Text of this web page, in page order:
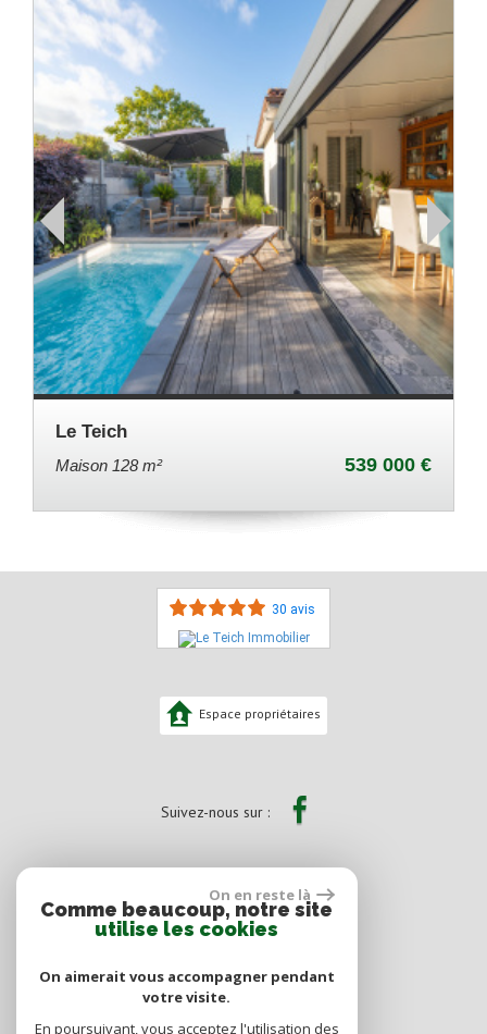
Le Teich
Maison 128 m² 539 000 €
30 avis
Espace propriétaires
Suivez-nous sur :
On en reste là
Comme beaucoup, notre site
utilise les cookies
On aimerait vous accompagner pendant
votre visite.
En poursuivant, vous acceptez l'utilisation des